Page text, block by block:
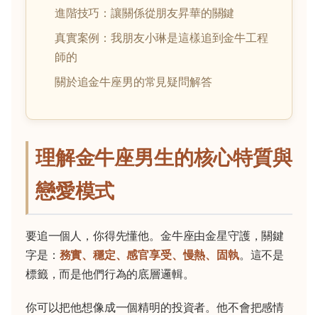
進階技巧：讓關係從朋友昇華的關鍵
真實案例：我朋友小琳是這樣追到金牛工程
師的
關於追金牛座男的常見疑問解答
理解金牛座男生的核心特質與
戀愛模式
要追一個人，你得先懂他。金牛座由金星守護，關鍵
字是： 務實、穩定、感官享受、慢熱、固執。這不是
標籤，而是他們行為的底層邏輯。
你可以把他想像成一個精明的投資者。他不會把感情